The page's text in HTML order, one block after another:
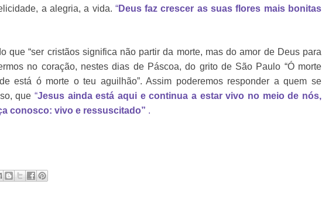
a alegria, a vida. “Deus faz crescer as suas flores mais bonitas
que “ser cristãos significa não partir da morte, mas do amor de Deus para
no coração, nestes dias de Páscoa, do grito de São Paulo “Ó morte
está ó morte o teu aguilhão”. Assim poderemos responder a quem se
que “Jesus ainda está aqui e continua a estar vivo no meio de nós,
conosco: vivo e ressuscitado” .